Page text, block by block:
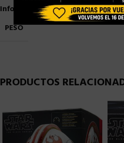
Información adicional
PESO
PRODUCTOS